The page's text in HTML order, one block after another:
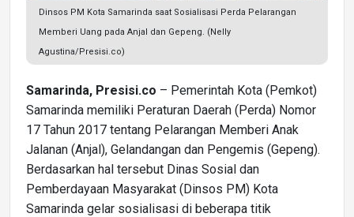
Dinsos PM Kota Samarinda saat Sosialisasi Perda Pelarangan
Memberi Uang pada Anjal dan Gepeng. (Nelly
Agustina/Presisi.co)
Samarinda, Presisi.co – Pemerintah Kota (Pemkot)
Samarinda memiliki Peraturan Daerah (Perda) Nomor
17 Tahun 2017 tentang Pelarangan Memberi Anak
Jalanan (Anjal), Gelandangan dan Pengemis (Gepeng).
Berdasarkan hal tersebut Dinas Sosial dan
Pemberdayaan Masyarakat (Dinsos PM) Kota
Samarinda gelar sosialisasi di beberapa titik